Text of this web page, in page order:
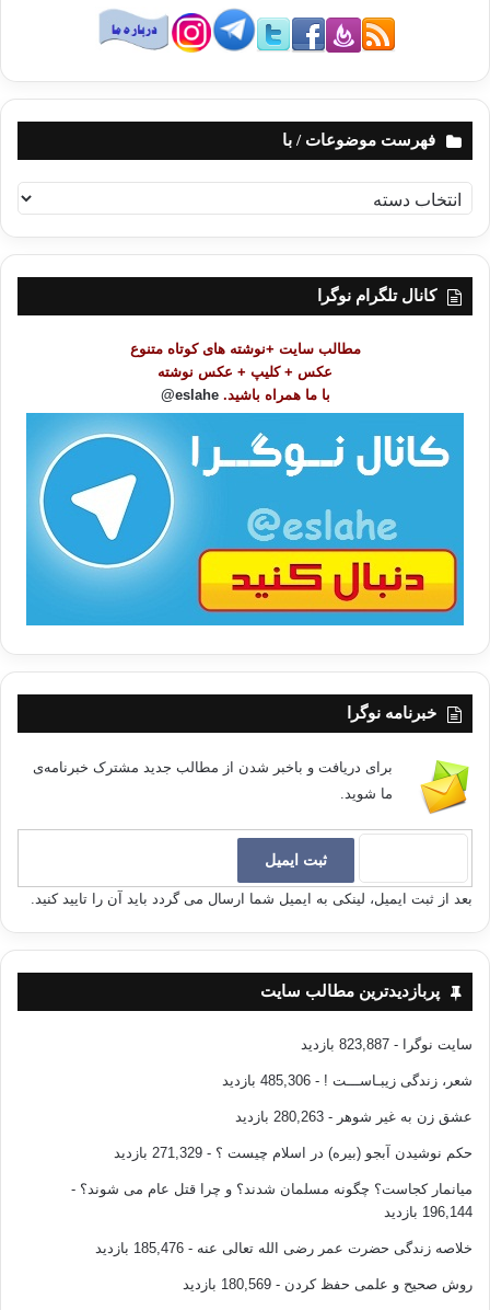
فهرست موضوعات / با
ه
ر
کانال تلگرام نوگرا
مطالب سایت +نوشته های کوتاه متنوع
عکس + کلیپ + عکس نوشته
با ما همراه باشید. eslahe@
خبرنامه نوگرا
برای دریافت و باخبر شدن از مطالب جدید مشترک خبرنامه‌ی
ما شوید.
بعد از ثبت ایمیل، لینکی به ایمیل شما ارسال می گردد باید آن را تایید کنید.
پربازدیدترین مطالب سایت
سایت نوگرا - 823,887 بازدید
شعر، زندگی زیبـاســـت ! - 485,306 بازدید
عشق زن به غیر شوهر - 280,263 بازدید
حکم نوشیدن آبجو (بیره) در اسلام چیست ؟ - 271,329 بازدید
میانمار کجاست؟ چگونه مسلمان شدند؟ و چرا قتل عام می شوند؟ -
196,144 بازدید
خلاصه زندگی حضرت عمر رضی الله تعالی عنه - 185,476 بازدید
روش صحیح و علمی حفظ کردن - 180,569 بازدید